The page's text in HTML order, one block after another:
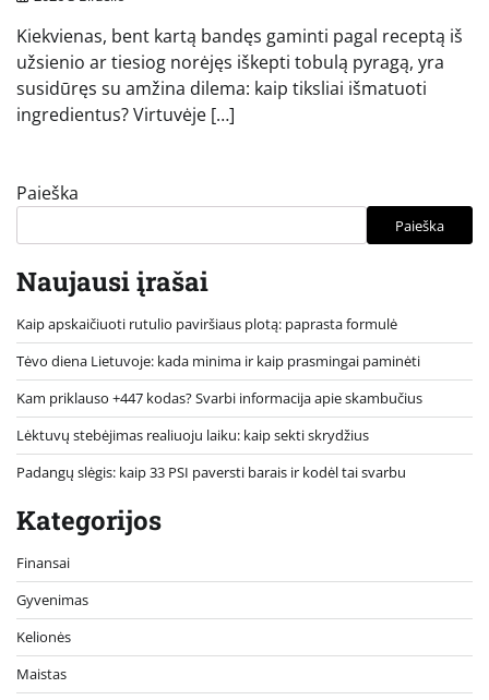
Kiekvienas, bent kartą bandęs gaminti pagal receptą iš
užsienio ar tiesiog norėjęs iškepti tobulą pyragą, yra
susidūręs su amžina dilema: kaip tiksliai išmatuoti
ingredientus? Virtuvėje […]
Paieška
Paieška
Naujausi įrašai
Kaip apskaičiuoti rutulio paviršiaus plotą: paprasta formulė
Tėvo diena Lietuvoje: kada minima ir kaip prasmingai paminėti
Kam priklauso +447 kodas? Svarbi informacija apie skambučius
Lėktuvų stebėjimas realiuoju laiku: kaip sekti skrydžius
Padangų slėgis: kaip 33 PSI paversti barais ir kodėl tai svarbu
Kategorijos
Finansai
Gyvenimas
Kelionės
Maistas